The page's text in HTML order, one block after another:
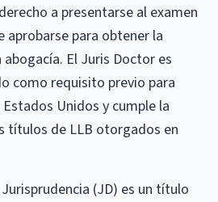
a presentarse al examen
aprobarse para obtener la
El Juris Doctor es
como requisito previo para
Unidos y cumple la
títulos de LLB otorgados en
(JD) es un título